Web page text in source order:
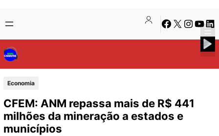
para
o
conteúdo
to
content
Facebook
X Instagram
Economia
CFEM: ANM repassa mais de R$ 441
milhões da mineração a estados e
municípios